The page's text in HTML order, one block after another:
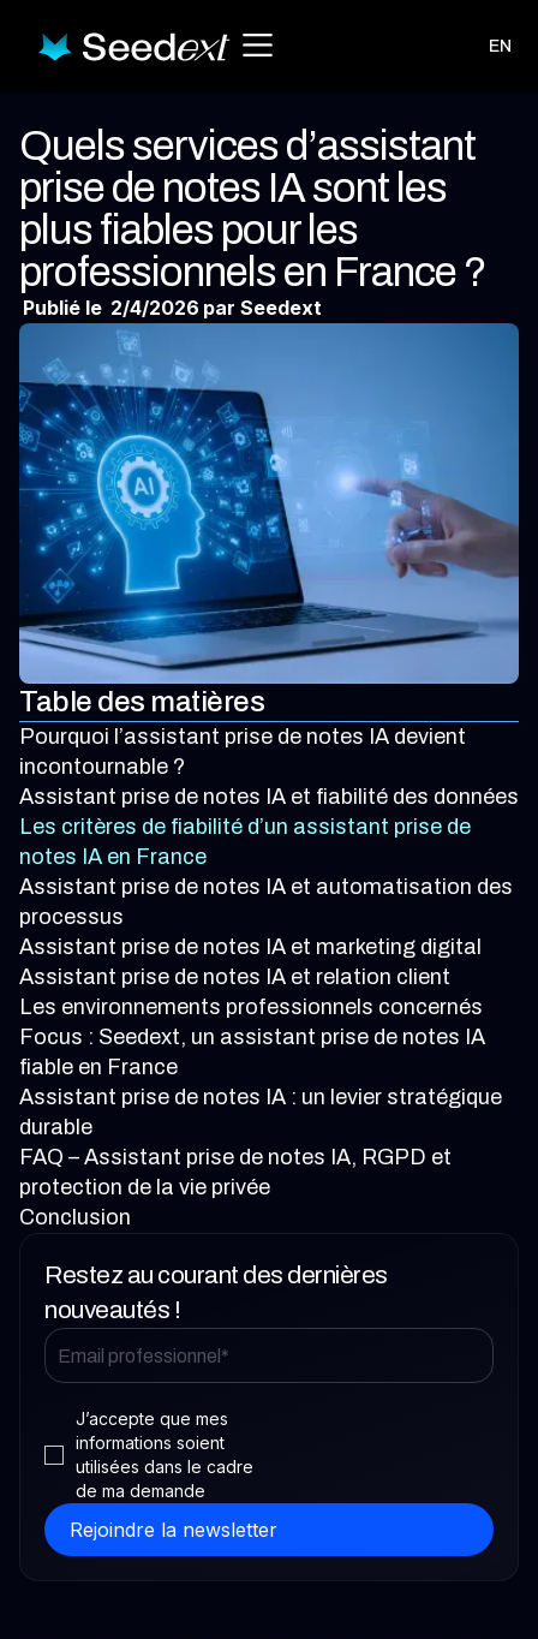
EN
Quels services d’assistant
prise de notes IA sont les
plus fiables pour les
professionnels en France ?
Publié le 2/4/2026 par Seedext
Table des matières
Pourquoi l’assistant prise de notes IA devient
incontournable ?
Assistant prise de notes IA et fiabilité des données
Les critères de fiabilité d’un assistant prise de
notes IA en France
Assistant prise de notes IA et automatisation des
processus
Assistant prise de notes IA et marketing digital
Assistant prise de notes IA et relation client
Les environnements professionnels concernés
Focus : Seedext, un assistant prise de notes IA
fiable en France
Assistant prise de notes IA : un levier stratégique
durable
FAQ – Assistant prise de notes IA, RGPD et
protection de la vie privée
Conclusion
Restez au courant des dernières
nouveautés !
J’accepte que mes
informations soient
utilisées dans le cadre
de ma demande